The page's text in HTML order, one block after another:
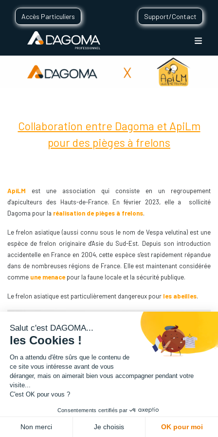
Accès Particuliers Support/Contact
Collaboration entre Dagoma et ApiLm
pour des pièges à frelons
ApiLM est une association qui consiste en un regroupement
d'apiculteurs des Hauts-de-France. En février 2023, elle a sollicité
Dagoma pour la réalisation de pièges à frelons.
Le frelon asiatique (aussi connu sous le nom de Vespa velutina) est une
espèce de frelon originaire d'Asie du Sud-Est. Depuis son introduction
accidentelle en France en 2004, cette espèce s'est rapidement répandue
dans de nombreuses régions de France. Elle est maintenant considérée
comme une menace pour la faune locale et la sécurité publique.
Le frelon asiatique est particulièrement dangereux pour les abeilles.
Salut c'est DAGOMA...
les Cookies !
On a attendu d'être sûrs que le contenu de
ce site vous intéresse avant de vous
déranger, mais on aimerait bien vous accompagner pendant votre
visite...
C'est OK pour vous ?
Consentements certifiés par
Non merci Je choisis OK pour moi